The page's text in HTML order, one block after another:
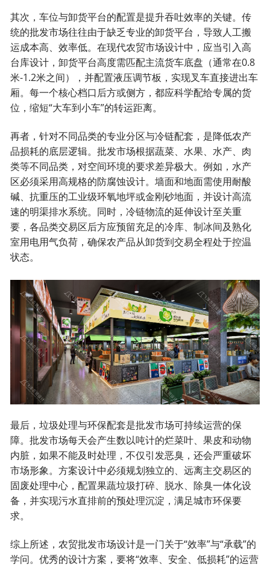
其次，车位与卸货平台的配置是提升吞吐效率的关键。传
统的批发市场往往由于缺乏专业的卸货平台，导致人工搬
运成本高、效率低。在现代农贸市场设计中，应当引入高
台库设计，卸货平台高度需匹配主流货车底盘（通常在0.8
米-1.2米之间），并配置液压调节板，实现叉车直接进出车
厢。每一个核心档口后方或侧方，都应科学配给专属的货
位，缩短“大车到小车”的转运距离。
再者，针对不同品类的专业分区与冷链配套，是降低农产
品损耗的底层逻辑。批发市场根据蔬菜、水果、水产、肉
类等不同品类，对空间环境的要求差异极大。例如，水产
区必须采用高规格的防腐蚀设计。墙面和地面需使用耐酸
碱、抗重压的工业级环氧地坪或金刚砂地面，并设计高流
速的明渠排水系统。同时，冷链物流的延伸设计至关重
要，各品类交易区后方应预留充足的冷库、制冰间及熟化
室用电用气负荷，确保农产品从卸货到交易全程处于控温
状态。
最后，垃圾处理与环保配套是批发市场可持续运营的保
障。批发市场每天会产生数以吨计的烂菜叶、果皮和动物
内脏，如果不能及时处理，不仅引发恶臭，还会严重破坏
市场形象。方案设计中必须规划独立的、远离主交易区的
固废处理中心，配置果蔬垃圾打碎、脱水、除臭一体化设
备，并实现污水直排前的预处理沉淀，满足城市环保要
求。
综上所述，农贸批发市场设计是一门关于“效率”与“承载”的
学问。优秀的设计方案，要将“效率、安全、低损耗”的运营